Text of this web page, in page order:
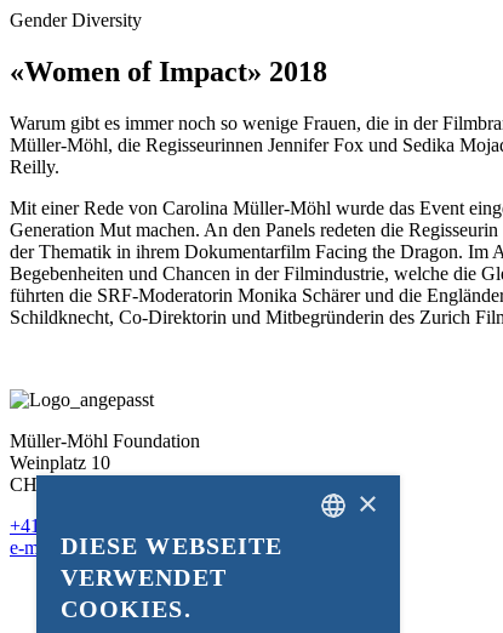
Gender Diversity
«Women of Impact» 2018
Warum gibt es immer noch so wenige Frauen, die in der
Müller-Möhl, die Regisseurinnen Jennifer Fox und Sedika
Reilly.
Mit einer Rede von Carolina Müller-Möhl wurde das Event
Generation Mut machen. An den Panels redeten die
der Thematik in ihrem Dokumentarfilm Facing the Dragon. Im
Begebenheiten und Chancen in der Filmindustrie, welche die
führten die SRF-Moderatorin Monika Schärer und die
Schildknecht, Co-Direktorin und Mitbegründerin des Zurich
Müller-Möhl Foundation
Weinplatz 10
CH-8001 Zürich
+41 43 344 66 75
e-mail@mm-foundation.org
Newsletter
Müller-Möhl Group
×
DIESE WEBSEITE
VERWENDET
COOKIES.